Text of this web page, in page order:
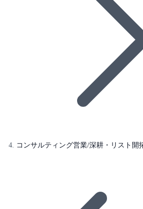
コンサルティング営業/深耕・リスト開